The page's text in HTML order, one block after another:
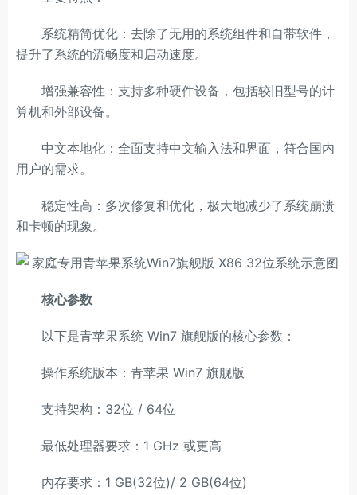
系统精简优化：去除了无用的系统组件和自带软件，
提升了系统的流畅度和启动速度。
增强兼容性：支持多种硬件设备，包括较旧型号的计
算机和外部设备。
中文本地化：全面支持中文输入法和界面，符合国内
用户的需求。
稳定性高：多次修复和优化，极大地减少了系统崩溃
和卡顿的现象。
核心参数
以下是青苹果系统 Win7 旗舰版的核心参数：
操作系统版本：青苹果 Win7 旗舰版
支持架构：32位 / 64位
最低处理器要求：1 GHz 或更高
内存要求：1 GB(32位)/ 2 GB(64位)